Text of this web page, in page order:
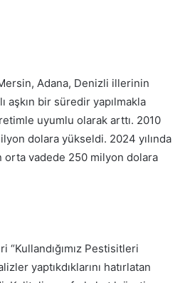
Mersin, Adana, Denizli illerinin
aşkın bir süredir yapılmakla
uyumlu olarak arttı. 2010
dolara yükseldi. 2024 yılında
orta vadede 250 milyon dolara
“Kullandığımız Pestisitleri
yaptıkdıklarını hatırlatan